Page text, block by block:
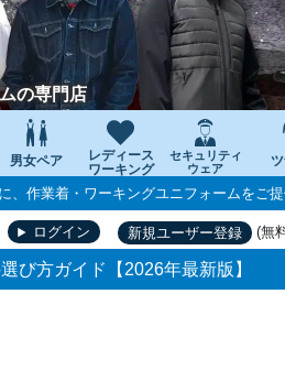
の専門店
男女ペア
レディース
ワーキング
セキュリティ
ウェア
作業着・ワーキングユニフォームをご提
ログイン 新規ユーザー登録 (無
び方ガイド【2026年最新版】